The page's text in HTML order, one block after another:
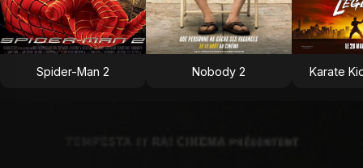
Spider-Man 2 Nobody 2 Karate